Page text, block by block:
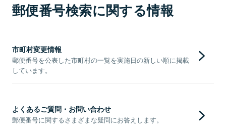
郵便番号検索に関する情報
市町村変更情報
郵便番号を公表した市町村の一覧を実施日の新しい順に掲載
しています。
よくあるご質問・お問い合わせ
郵便番号に関するさまざまな疑問にお答えします。